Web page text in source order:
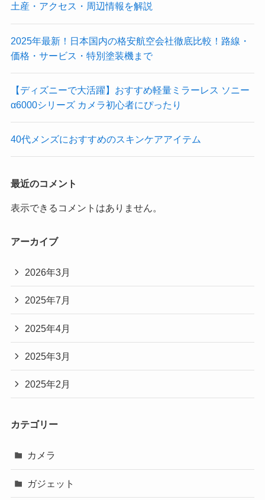
土産・アクセス・周辺情報を解説
2025年最新！日本国内の格安航空会社徹底比較！路線・
価格・サービス・特別塗装機まで
【ディズニーで大活躍】おすすめ軽量ミラーレス ソニー
α6000シリーズ カメラ初心者にぴったり
40代メンズにおすすめのスキンケアアイテム
最近のコメント
表示できるコメントはありません。
アーカイブ
2026年3月
2025年7月
2025年4月
2025年3月
2025年2月
カテゴリー
カメラ
ガジェット